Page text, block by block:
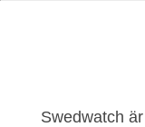
Swedwatch